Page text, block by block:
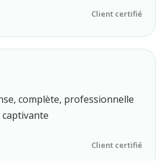
Client certifié
complète, professionnelle
Client certifié